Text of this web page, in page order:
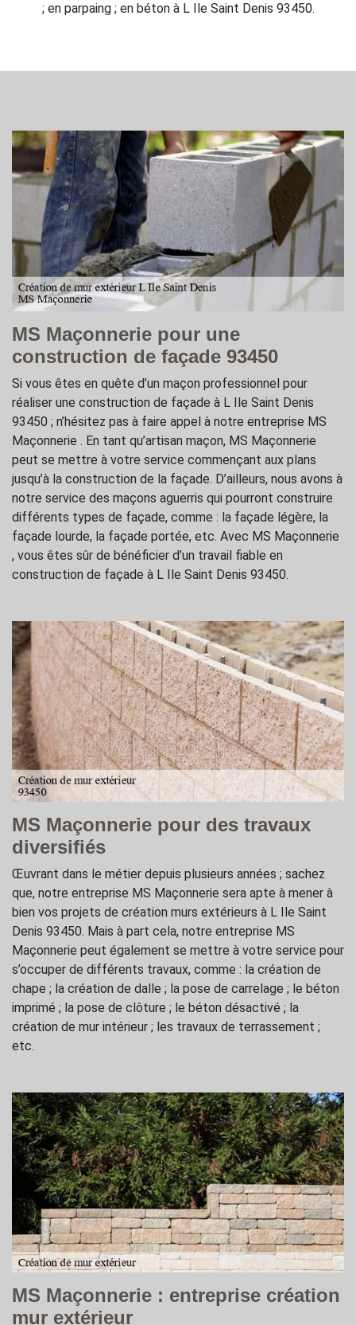
; en parpaing ; en béton à L Ile Saint Denis 93450.
MS Maçonnerie pour une
construction de façade 93450
Si vous êtes en quête d’un maçon professionnel pour
réaliser une construction de façade à L Ile Saint Denis
93450 ; n’hésitez pas à faire appel à notre entreprise MS
Maçonnerie . En tant qu’artisan maçon, MS Maçonnerie
peut se mettre à votre service commençant aux plans
jusqu’à la construction de la façade. D’ailleurs, nous avons à
notre service des maçons aguerris qui pourront construire
différents types de façade, comme : la façade légère, la
façade lourde, la façade portée, etc. Avec MS Maçonnerie
, vous êtes sûr de bénéficier d’un travail fiable en
construction de façade à L Ile Saint Denis 93450.
MS Maçonnerie pour des travaux
diversifiés
Œuvrant dans le métier depuis plusieurs années ; sachez
que, notre entreprise MS Maçonnerie sera apte à mener à
bien vos projets de création murs extérieurs à L Ile Saint
Denis 93450. Mais à part cela, notre entreprise MS
Maçonnerie peut également se mettre à votre service pour
s’occuper de différents travaux, comme : la création de
chape ; la création de dalle ; la pose de carrelage ; le béton
imprimé ; la pose de clôture ; le béton désactivé ; la
création de mur intérieur ; les travaux de terrassement ;
etc.
MS Maçonnerie : entreprise création
mur extérieur